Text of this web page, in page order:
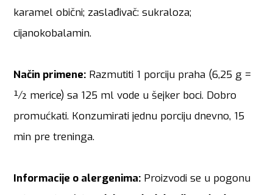
karamel obični; zaslađivač: sukraloza;
cijanokobalamin.
Način primene: Razmutiti 1 porciju praha (6,25 g =
½ merice) sa 125 ml vode u šejker boci. Dobro
promućkati. Konzumirati jednu porciju dnevno, 15
min pre treninga.
Informacije o alergenima: Proizvodi se u pogonu